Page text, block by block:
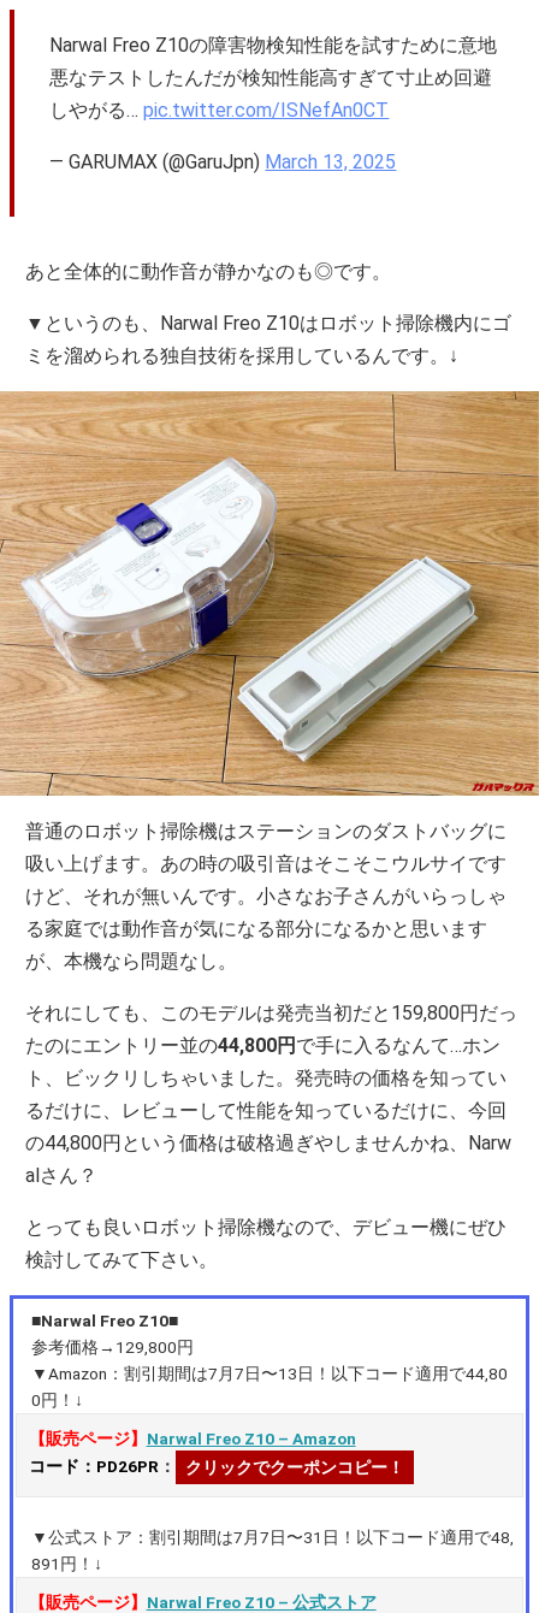
Narwal Freo Z10の障害物検知性能を試すために意地
悪なテストしたんだが検知性能高すぎて寸止め回避
しやがる…pic.twitter.com/ISNefAn0CT
— GARUMAX (@GaruJpn) March 13, 2025
あと全体的に動作音が静かなのも◎です。
▼というのも、Narwal Freo Z10はロボット掃除機内にゴ
ミを溜められる独自技術を採用しているんです。↓
普通のロボット掃除機はステーションのダストバッグに
吸い上げます。あの時の吸引音はそこそこウルサイです
けど、それが無いんです。小さなお子さんがいらっしゃ
る家庭では動作音が気になる部分になるかと思います
が、本機なら問題なし。
それにしても、このモデルは発売当初だと159,800円だっ
たのにエントリー並の44,800円 で手に入るなんて…ホン
ト、ビックリしちゃいました。発売時の価格を知ってい
るだけに、レビューして性能を知っているだけに、今回
の44,800円という価格は破格過ぎやしませんかね、Narw
alさん？
とっても良いロボット掃除機なので、デビュー機にぜひ
検討してみて下さい。
■Narwal Freo Z10■
参考価格→129,800円
▼Amazon：割引期間は7月7日〜13日！以下コード適用で44,80
0円！↓
【販売ページ】 Narwal Freo Z10 – Amazon
コード：PD26PR ： クリックでクーポンコピー！
▼公式ストア：割引期間は7月7日〜31日！以下コード適用で48,
891円！↓
【販売ページ】 Narwal Freo Z10 – 公式ストア